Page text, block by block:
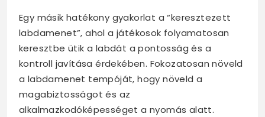
Egy másik hatékony gyakorlat a “keresztezett
labdamenet”, ahol a játékosok folyamatosan
keresztbe ütik a labdát a pontosság és a
kontroll javítása érdekében. Fokozatosan növeld
a labdamenet tempóját, hogy növeld a
magabiztosságot és az
alkalmazkodóképességet a nyomás alatt.